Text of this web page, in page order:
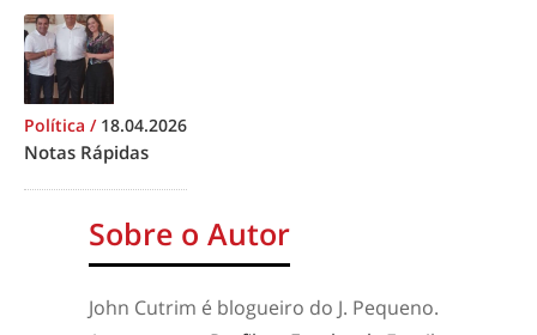
Política / 18.04.2026
Notas Rápidas
Sobre o Autor
John Cutrim é blogueiro do J. Pequeno.